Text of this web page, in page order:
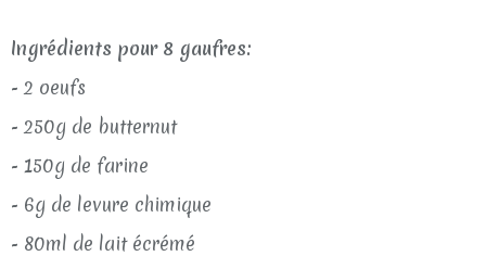
Ingrédients pour 8 gaufres:
- 2 oeufs
- 250g de butternut
- 150g de farine
- 6g de levure chimique
- 80ml de lait écrémé